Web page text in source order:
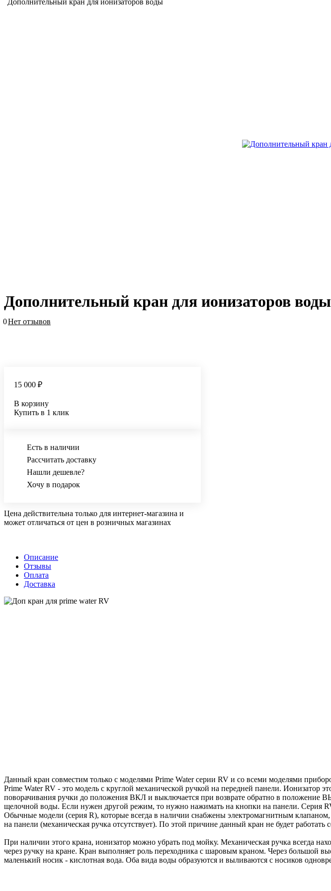
Дополнительный кран для ионизаторов воды
Дополнительный кран для ионизаторов
0Нет отзывов
15 000 ₽
В корзину
Купить в 1 клик
Есть в наличии
Рассчитать доставку
Нашли дешевле?
Хочу в подарок
Цена действительна только для интернет-магазина и
может отличаться от цен в розничных магазинах
Описание
Отзывы
Оплата
Доставка
Данный кран совместим только с моделями Prime Water серии RV и со всеми моделями
Prime Water RV - это модель с круглой механической ручкой на передней панели. Ионизатор
поворачивания ручки до положения ВКЛ и выключается при возврате обратно в положение
щелочной воды. Если нужен другой режим, то нужно нажимать на кнопки на панели. Серия RV
Обычные модели (серия R), которые всегда в наличии снабжены электромагнитным
на панели (механическая ручка отсутствует). По этой причине данный кран не будет работать
При наличии этого крана, ионизатор можно убрать под мойку. Механическая ручка всегда
через ручку на кране. Кран выполняет роль переходника с шаровым краном. Через большой
маленький носик - кислотная вода. Оба вида воды образуются и выливаются с носиков